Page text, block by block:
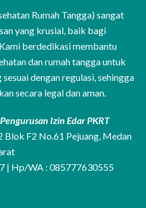
Rumah Tangga) sangat
yang krusial, baik bagi
berdedikasi membantu
dan rumah tangga untuk
dengan regulasi, sehingga
secara legal dan aman.
Izin Edar PKRT
Blok F2 No.61 Pejuang, Medan
| Hp/WA : 085777630555